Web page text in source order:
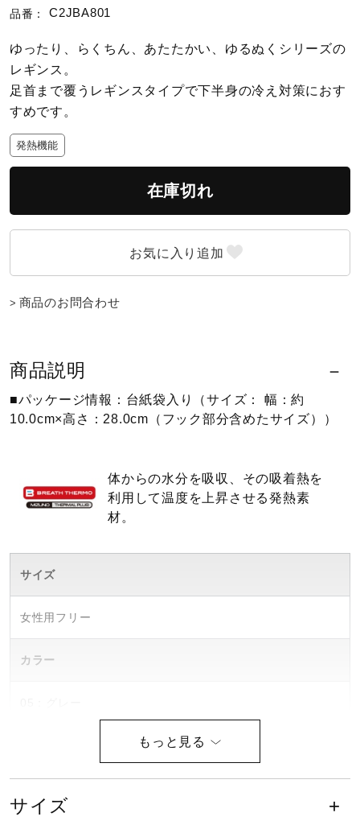
卓球
ウィンタースポーツ
ウォーキングシューズ
インナー
寝具／ミズノスリープ
アウトドア／レイン
健康／エクササイズ
品番： C2JBA801
ゆったり、らくちん、あたたかい、ゆるぬくシリーズの
レギンス。
足首まで覆うレギンスタイプで下半身の冷え対策におす
すめです。
発熱機能
在庫切れ
商品のお問合わせ
商品説明
■パッケージ情報：台紙袋入り（サイズ： 幅：約
10.0cm×高さ：28.0cm（フック部分含めたサイズ））
体からの水分を吸収、その吸着熱を
利用して温度を上昇させる発熱素
材。
サイズ
女性用フリー
カラー
アクリル53％、ポリエステル37％、合成繊維（ブレスサー
サイズ